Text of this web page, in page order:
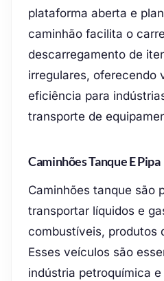
plataforma aberta e
caminhão facilita o
descarregamento de
irregulares, oferecendo
eficiência para
transporte de
Caminhões Tanque E Pipa
Caminhões tanque são
transportar líquidos e
combustíveis, produtos
Esses veículos são
indústria petroquímica